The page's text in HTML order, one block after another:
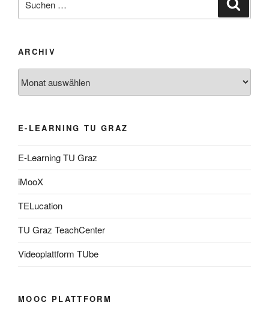
nach:
ARCHIV
E-LEARNING TU GRAZ
E-Learning TU Graz
iMooX
TELucation
TU Graz TeachCenter
Videoplattform TUbe
MOOC PLATTFORM